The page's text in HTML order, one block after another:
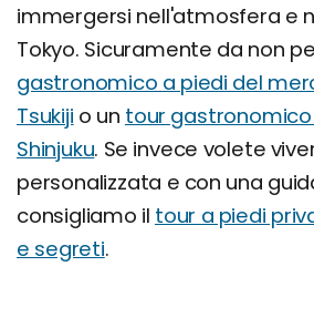
immergersi nell'atmosfera e
Tokyo. Sicuramente da non
gastronomico a piedi del
Tsukiji o un tour
Shinjuku. Se invece volete
personalizzata e con una
consigliamo il tour a piedi
e segreti.